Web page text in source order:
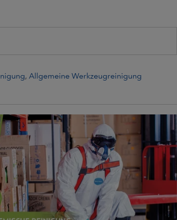
, Allgemeine Werkzeugreinigung